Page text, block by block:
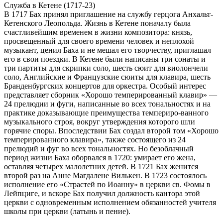
Служба в Кетене (1717-23)
В 1717 Бах принял приглашение на службу герцога Анхальт-
Кетенского Леопольда. Жизнь в Кетене поначалу была
счастливейшим временем в жизни композитора: князь,
просвещенный для своего времени человек и неплохой
музыкант, ценил Баха и не мешал его творчеству, приглашал
его в свои поездки. В Кетене были написаны три сонаты и
три партиты для скрипки соло, шесть сюит для виолончели
соло, Английские и Французские сюиты для клавира, шесть
Бранденбургских концертов для оркестра. Особый интерес
представляет сборник «Хорошо темперированный клавир» —
24 прелюдии и фуги, написанные во всех тональностях и на
практике доказывающие преимущества темпериро-ванного
музыкального строя, вокруг утверждения которого шли
горячие споры. Впоследствии Бах создал второй том «Хорошо
темперированного клавира», также состоящего из 24
прелюдий и фуг во всех тональностях. Но безоблачный
период жизни Баха оборвался в 1720: умирает его жена,
оставляя четырех малолетних детей. В 1721 Бах женится
второй раз на Анне Магдалене Вилькен. В 1723 состоялось
исполнение его «Страстей по Иоанну» в церкви св. Фомы в
Лейпциге, и вскоре Бах получил должность кантора этой
церкви с одновременным исполнением обязанностей учителя
школы при церкви (латынь и пение).